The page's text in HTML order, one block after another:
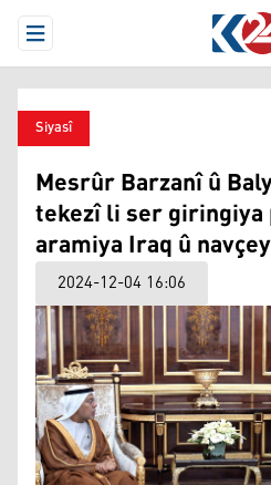
Open Menu
Siyasî
Mesrûr Barzanî û
tekezî li ser giringiya
aramiya Iraq û
2024-12-04 16:06